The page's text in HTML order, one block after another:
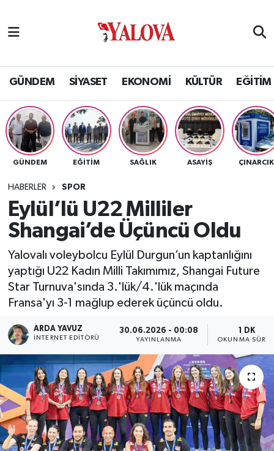
GÜNDEM SİYASET EKONOMİ KÜLTÜR EĞİTİM
GÜNDEM EĞİTİM SAĞLIK ASAYİŞ ÇINARCIK
HABERLER SPOR
Eylül’lü U22 Milliler
Shangai’de Üçüncü Oldu
Yalovalı voleybolcu Eylül Durgun’un kaptanlığını
yaptığı U22 Kadın Milli Takımımız, Shangai Future
Star Turnuva'sında 3.'lük/4.'lük maçında
Fransa'yı 3-1 mağlup ederek üçüncü oldu.
ARDA YAVUZ
İNTERNET EDITÖRÜ
30.06.2026 - 00:08
YAYINLANMA
1 DK
OKUNMA
SİYASET
EKONOMİ
KÜLTÜR
BİLİM VE TEKNOLOJİ
ASAYİŞ
SAĞLIK
SPOR
ULUSAL
İLÇELERİMİZ
RESMİ İLAN
Yalova Nöbetçi Eczaneler
Yalova Hava Durumu
Yalova Namaz Vakitleri
Yalova Trafik Yoğunluk Haritası
Tüm Manşetler
Son Dakika Haberleri
Haber Arşivi